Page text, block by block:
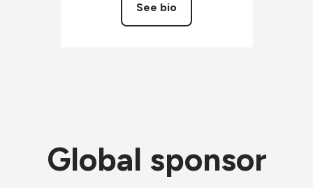
See bio
Global sponsor